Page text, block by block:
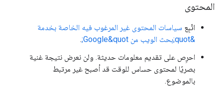
المحتوى
اتّبِع سياسات المحتوى غير المرغوب فيه الخاصة بخدمة
&quot;بحث الويب من Google&quot;
.
احرِص على تقديم معلومات حديثة. ولن نعرض نتيجة غنية
بصريًا لمحتوى حساس للوقت قد أصبح غير مرتبط
بالموضوع.